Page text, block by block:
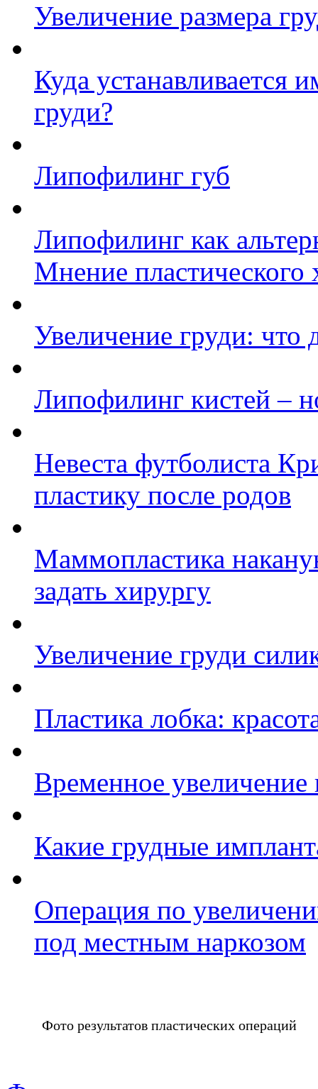
Увеличение размера
Куда устанавливается
груди?
Липофилинг губ
Липофилинг как
Мнение пластического
Увеличение груди:
Липофилинг кистей –
Невеста футболиста
пластику после родов
Маммопластика
задать хирургу
Увеличение груди
Пластика лобка:
Временное увеличение
Какие грудные
Операция по
под местным наркозом
Фото результатов пластических операций